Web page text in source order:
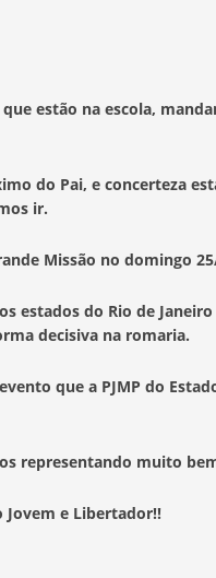
estão na escola,
do Pai, e concerteza
ir.
Missão no domingo
estados do Rio de
decisiva na romaria.
que a PJMP do
representando muito
Jovem e Libertador!!